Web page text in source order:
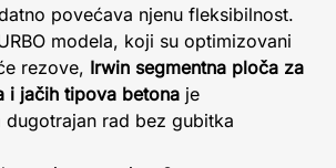
povećava njenu fleksibilnost.
modela, koji su optimizovani
rezove, Irwin segmentna ploča za
i jačih tipova betona je
dugotrajan rad bez gubitka